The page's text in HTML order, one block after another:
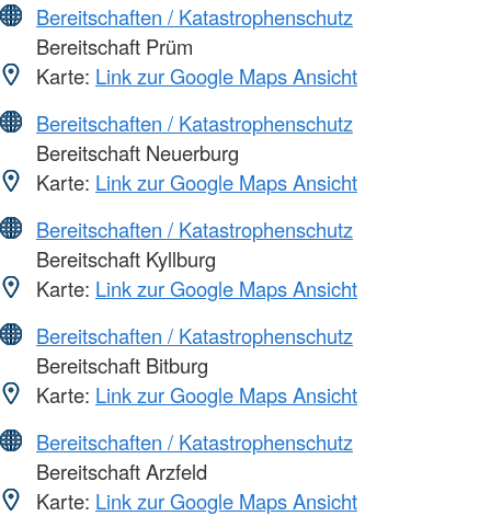
Bereitschaften / Katastrophenschutz
Bereitschaft Prüm
Karte: Link zur Google Maps Ansicht
Bereitschaften / Katastrophenschutz
Bereitschaft Neuerburg
Karte: Link zur Google Maps Ansicht
Bereitschaften / Katastrophenschutz
Bereitschaft Kyllburg
Karte: Link zur Google Maps Ansicht
Bereitschaften / Katastrophenschutz
Bereitschaft Bitburg
Karte: Link zur Google Maps Ansicht
Bereitschaften / Katastrophenschutz
Bereitschaft Arzfeld
Karte: Link zur Google Maps Ansicht